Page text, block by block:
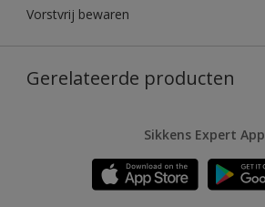
Vorstvrij bewaren
Gerelateerde producten
Sikkens Expert App